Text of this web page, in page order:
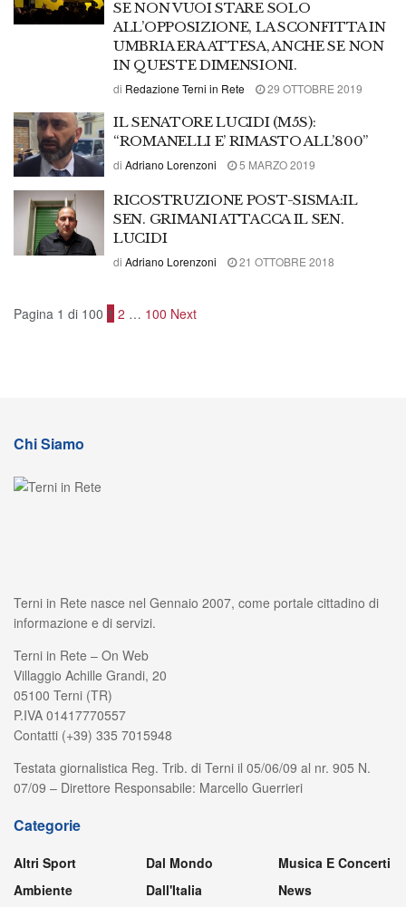
SE NON VUOI STARE SOLO
ALL’OPPOSIZIONE, LA SCONFITTA IN
UMBRIA ERA ATTESA, ANCHE SE NON
IN QUESTE DIMENSIONI.
di Redazione Terni in Rete 29 OTTOBRE 2019
IL SENATORE LUCIDI (M5S):
“ROMANELLI E’ RIMASTO ALL’800”
di Adriano Lorenzoni 5 MARZO 2019
RICOSTRUZIONE POST-SISMA:IL
SEN. GRIMANI ATTACCA IL SEN.
LUCIDI
di Adriano Lorenzoni 21 OTTOBRE 2018
Pagina 1 di 100 1 2 … 100 Next
Chi Siamo
Terni in Rete nasce nel Gennaio 2007, come portale cittadino di
informazione e di servizi.
Terni in Rete – On Web
Villaggio Achille Grandi, 20
05100 Terni (TR)
P.IVA 01417770557
Contatti (+39) 335 7015948
Testata giornalistica Reg. Trib. di Terni il 05/06/09 al nr. 905 N.
07/09 – Direttore Responsabile: Marcello Guerrieri
Categorie
Altri Sport
Ambiente
Dal Mondo
Dall'Italia
Musica E Concerti
News